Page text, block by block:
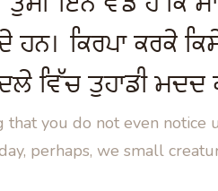
ਹਨ। ਕਿਰਪਾ ਕਰਕੇ
ਵਿੱਚ ਤੁਹਾਡੀ ਮਦਦ
that you do not even
perhaps, we small